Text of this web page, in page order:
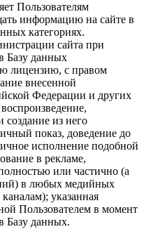
Пользователям
информацию на сайте в
категориях.
сайта при
Базу данных
лицензию, с правом
внесенной
Федерации и других
создание из него
показ, доведение до
исполнение подобной
в рекламе,
или частично (а
в любых медийных
указанная
Пользователем в момент
Базу данных.